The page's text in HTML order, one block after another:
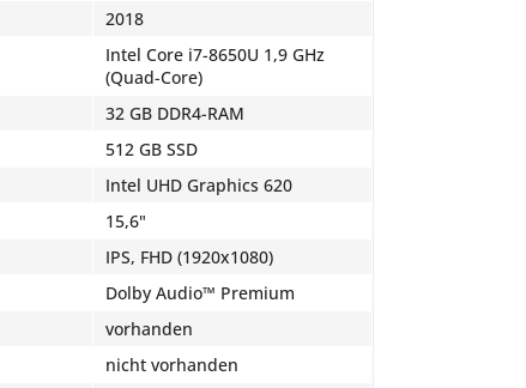
2018
Intel Core i7-8650U 1,9 GHz
(Quad-Core)
32 GB DDR4-RAM
512 GB SSD
Intel UHD Graphics 620
15,6"
IPS, FHD (1920x1080)
Dolby Audio™ Premium
vorhanden
nicht vorhanden